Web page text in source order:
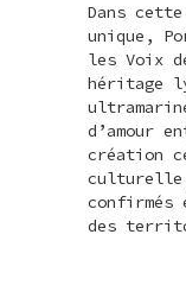
Dans
unique,
les Voix
héritage
d’amour
création
des